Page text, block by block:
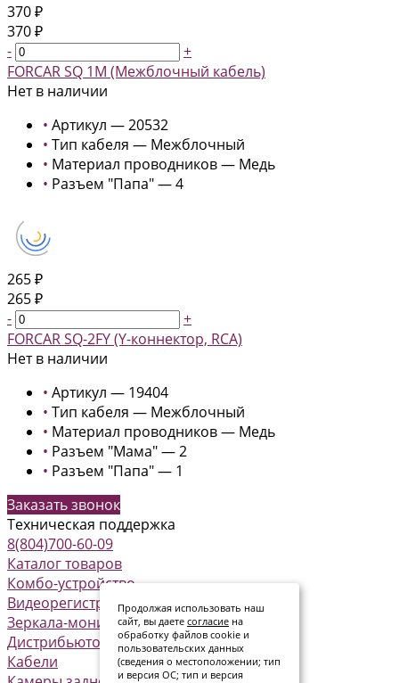
370 ₽
370 ₽
-
+
FORCAR SQ 1M (Межблочный кабель)
Нет в наличии
• Артикул — 20532
• Тип кабеля — Межблочный
• Материал проводников — Медь
• Разъем "Папа" — 4
265 ₽
265 ₽
-
+
FORCAR SQ-2FY (Y-коннектор, RCA)
Нет в наличии
• Артикул — 19404
• Тип кабеля — Межблочный
• Материал проводников — Медь
• Разъем "Мама" — 2
• Разъем "Папа" — 1
Заказать звонок
Техническая поддержка
8(804)700-60-09
Каталог товаров
Комбо-устройство
Видеорегистраторы
Зеркала-мониторы
Дистрибьюторы питания
Кабели
Продолжая использовать наш
сайт, вы даете согласие на
обработку файлов cookie и
пользовательских данных
(сведения о местоположении; тип
и версия ОС; тип и версия